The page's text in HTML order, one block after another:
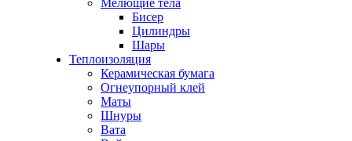
Мелющие тела
Бисер
Цилиндры
Шары
Теплоизоляция
Керамическая бумага
Огнеупорный клей
Маты
Шнуры
Вата